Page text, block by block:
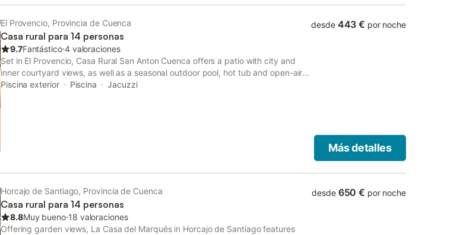
El Provencio, Provincia de Cuenca
Casa rural para 14 personas
9.7Fantástico⋅4 valoraciones
Set in El Provencio, Casa Rural San Anton Cuenca offers a patio with city and
inner courtyard views, as well as a seasonal outdoor pool, hot tub and open-air
bath.
Piscina exterior Piscina Jacuzzi
desde 443 € por noche
Más detalles
Horcajo de Santiago, Provincia de Cuenca
Casa rural para 14 personas
8.8Muy bueno⋅18 valoraciones
Offering garden views, La Casa del Marqués in Horcajo de Santiago features
desde 650 € por noche